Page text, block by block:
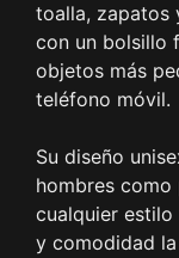
toalla, zapatos
con un bolsillo
objetos más
teléfono móvil.
Su diseño
hombres como
cualquier estilo
y comodidad